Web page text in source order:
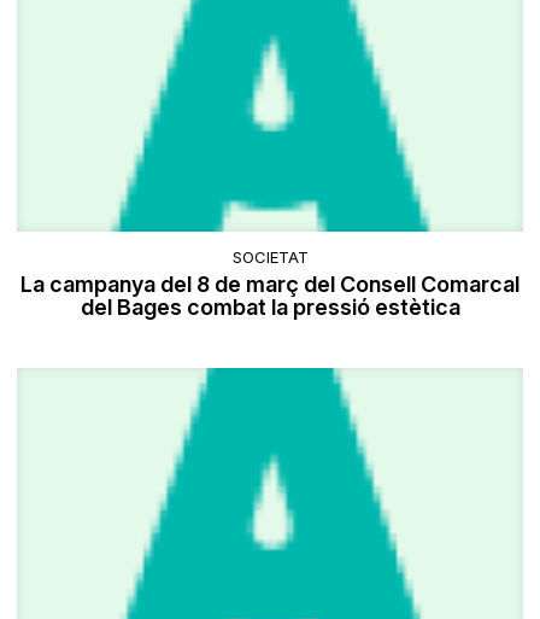
SOCIETAT
La campanya del 8 de març del Consell Comarcal
del Bages combat la pressió estètica